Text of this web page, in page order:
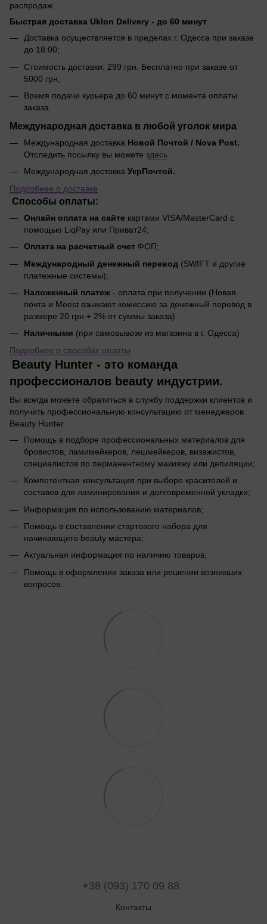
распродаж.
Быстрая доставка Uklon Delivery - до 60 минут
Доставка осуществляется в пределах г. Одесса при заказе
до 18:00;
Стоимость доставки: 299 грн. Бесплатно при заказе от
5000 грн;
Время подачи курьера до 60 минут с момента оплаты
заказа.
Международная доставка в любой уголок мира
Международная доставка Новой Почтой / Nova Post.
Отследить посылку вы можете здесь
Международная доставка УкрПочтой.
Подробнее о доставке
Способы оплаты:
Онлайн оплата на сайте картами VISA/MasterCard с
помощью LiqPay или Приват24;
Оплата на расчетный счет ФОП;
Международный денежный перевод (SWIFT и другие
платежные системы);
Наложенный платеж - оплата при получении (Новая
почта и Meest взымают комиссию за денежный перевод в
размере 20 грн + 2% от суммы заказа)
Наличными (при самовывозе из магазина в г. Одесса)
Подробнее о способах оплаты
Beauty Hunter - это команда
профессионалов beauty индустрии.
Вы всегда можете обратиться в службу поддержки клиентов и
получить профессиональную консультацию от менеджеров
Beauty Hunter.
Помощь в подборе профессиональных материалов для
бровистов, ламимейкеров, лешмейкеров, визажистов,
специалистов по перманентному макияжу или депиляции;
Компетентная консультация при выборе красителей и
составов для ламинирования и долговременной укладки;
Информация по использованию материалов;
Помощь в составлении стартового набора для
начинающего beauty мастера;
Актуальная информация по наличию товаров;
Помощь в оформлении заказа или решении возникших
вопросов.
+38 (093) 170 09 88
Контакты